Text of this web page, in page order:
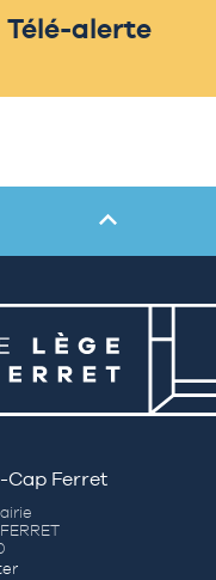
Télé-alerte
Cap Ferret